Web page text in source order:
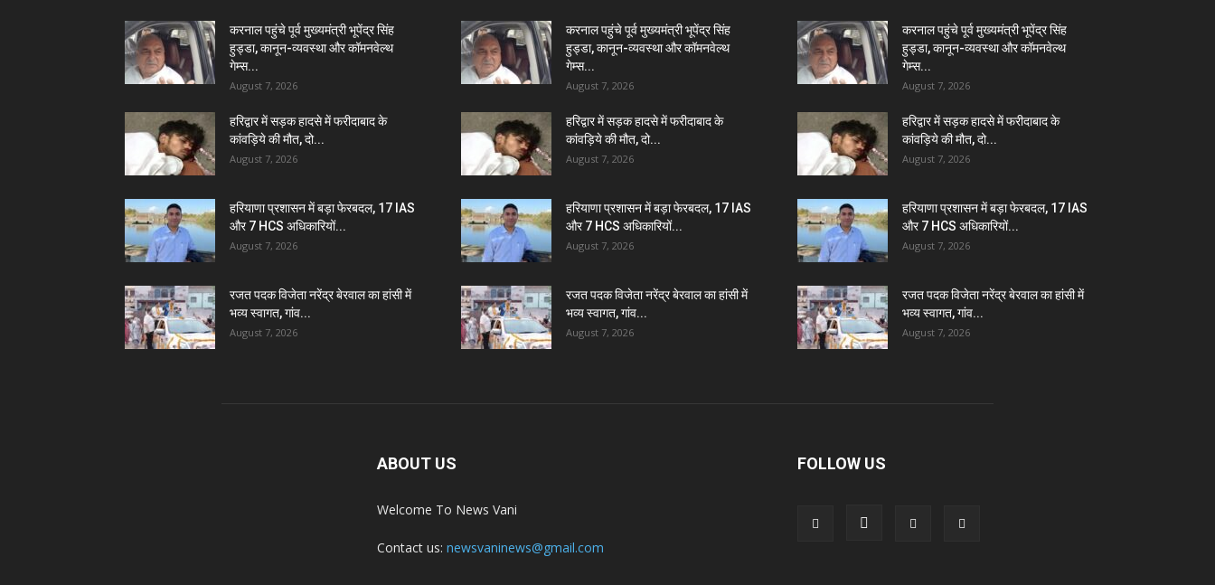
करनाल पहुंचे पूर्व मुख्यमंत्री भूपेंद्र सिंह
हुड्डा, कानून-व्यवस्था और कॉमनवेल्थ
गेम्स...
August 7, 2026
हरिद्वार में सड़क हादसे में फरीदाबाद के
कांवड़िये की मौत, दो...
August 7, 2026
हरियाणा प्रशासन में बड़ा फेरबदल, 17 IAS
और 7 HCS अधिकारियों...
August 7, 2026
रजत पदक विजेता नरेंद्र बेरवाल का हांसी में
भव्य स्वागत, गांव...
August 7, 2026
करनाल पहुंचे पूर्व मुख्यमंत्री भूपेंद्र सिंह
हुड्डा, कानून-व्यवस्था और कॉमनवेल्थ
गेम्स...
August 7, 2026
हरिद्वार में सड़क हादसे में फरीदाबाद के
कांवड़िये की मौत, दो...
August 7, 2026
हरियाणा प्रशासन में बड़ा फेरबदल, 17 IAS
और 7 HCS अधिकारियों...
August 7, 2026
रजत पदक विजेता नरेंद्र बेरवाल का हांसी में
भव्य स्वागत, गांव...
August 7, 2026
करनाल पहुंचे पूर्व मुख्यमंत्री भूपेंद्र सिंह
हुड्डा, कानून-व्यवस्था और कॉमनवेल्थ
गेम्स...
August 7, 2026
हरिद्वार में सड़क हादसे में फरीदाबाद के
कांवड़िये की मौत, दो...
August 7, 2026
हरियाणा प्रशासन में बड़ा फेरबदल, 17 IAS
और 7 HCS अधिकारियों...
August 7, 2026
रजत पदक विजेता नरेंद्र बेरवाल का हांसी में
भव्य स्वागत, गांव...
August 7, 2026
ABOUT US
Welcome To News Vani
Contact us: newsvaninews@gmail.com
FOLLOW US